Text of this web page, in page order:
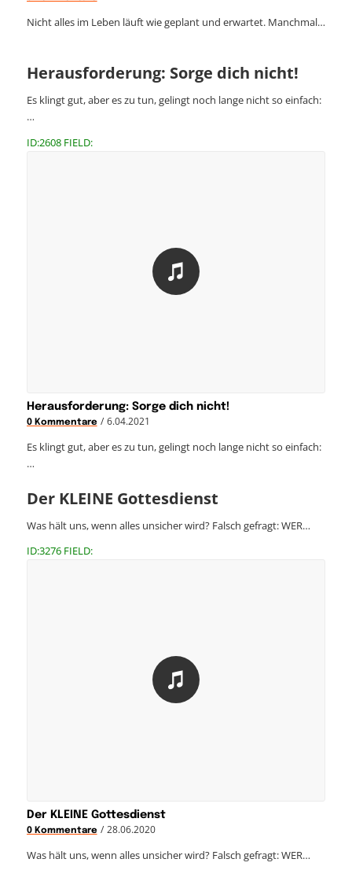
Nicht alles im Leben läuft wie geplant und erwartet. Manchmal…
Herausforderung: Sorge dich nicht!
Es klingt gut, aber es zu tun, gelingt noch lange nicht so einfach:
…
ID:2608 FIELD:
Herausforderung: Sorge dich nicht!
0 Kommentare / 6.04.2021
Es klingt gut, aber es zu tun, gelingt noch lange nicht so einfach:
…
Der KLEINE Gottesdienst
Was hält uns, wenn alles unsicher wird? Falsch gefragt: WER…
ID:3276 FIELD:
Der KLEINE Gottesdienst
0 Kommentare / 28.06.2020
Was hält uns, wenn alles unsicher wird? Falsch gefragt: WER…